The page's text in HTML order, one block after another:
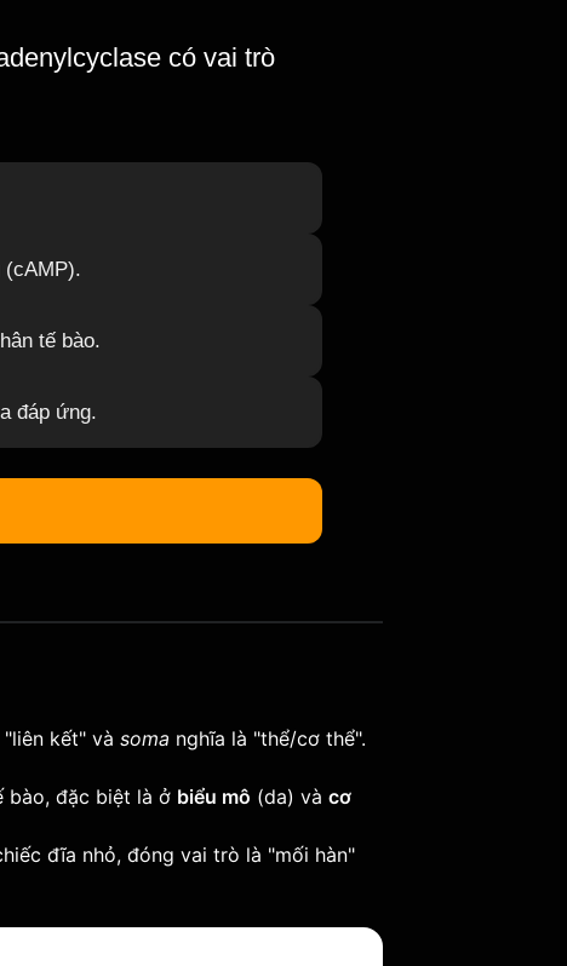
có vai trò
(cAMP).
tế bào.
đáp ứng.
"liên kết" và soma nghĩa là "thể/cơ thể".
bào, đặc biệt là ở biểu mô (da) và cơ
đĩa nhỏ, đóng vai trò là "mối hàn"